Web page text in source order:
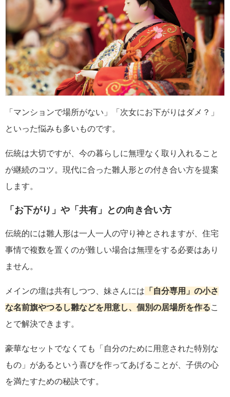
「マンションで場所がない」「次女にお下がりはダメ？」
といった悩みも多いものです。
伝統は大切ですが、今の暮らしに無理なく取り入れること
が継続のコツ。現代に合った雛人形との付き合い方を提案
します。
「お下がり」や「共有」との向き合い方
伝統的には雛人形は一人一人の守り神とされますが、住宅
事情で複数を置くのが難しい場合は無理をする必要はあり
ません。
メインの壇は共有しつつ、妹さんには 「自分専用」の小さ
な名前旗やつるし雛などを用意し、個別の居場所を作るこ
とで解決できます。
豪華なセットでなくても「自分のために用意された特別な
もの」があるという喜びを作ってあげることが、子供の心
を満たすための秘訣です。